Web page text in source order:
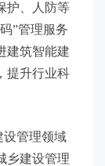
护、人防等
”管理服务
建筑智能建
提升行业科
管理领域
乡建设管理